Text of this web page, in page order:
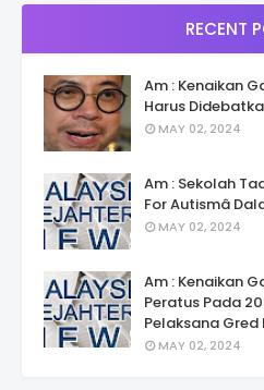
RECENT
Am : Kenaikan
Harus
MAY 02, 2024
Am : Sekolah
For Autismâ
MAY 02, 2024
Am : Kenaikan
Peratus Pada
Pelaksana Gred
MAY 02, 2024